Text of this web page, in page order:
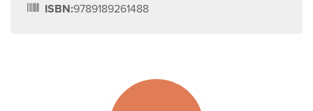
ISBN:9789189261488